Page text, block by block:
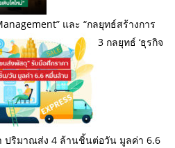
และ “กลยุทธ์สร้างการ
3 กลยุทธ์ ‘ธุรกิจ
ปริมาณส่ง 4 ล้านชิ้นต่อวัน มูลค่า 6.6